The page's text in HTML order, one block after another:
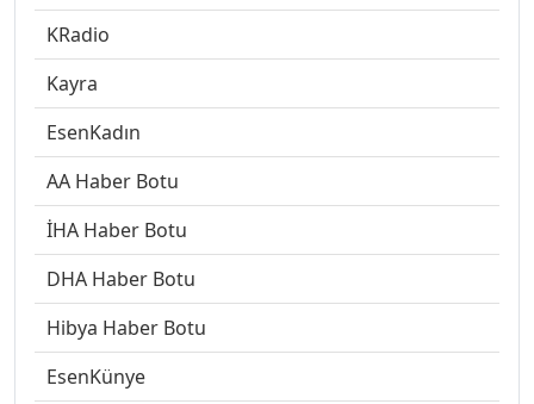
KRadio
Kayra
EsenKadın
AA Haber Botu
İHA Haber Botu
DHA Haber Botu
Hibya Haber Botu
EsenKünye